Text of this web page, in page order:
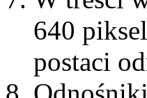
640
postaci